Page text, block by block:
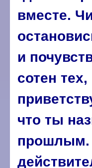
вместе.
и
сотен тех,
что ты
прошлым.